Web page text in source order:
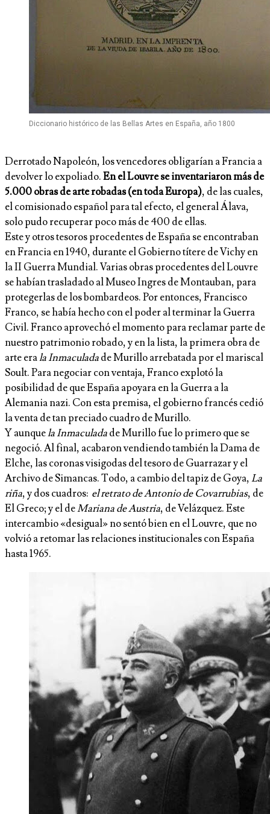
Diccionario histórico de las Bellas Artes en España, año 1800
Derrotado Napoleón, los vencedores obligarían a Francia a
devolver lo expoliado.En el Louvre se inventariaron más de
5.000 obras de arte robadas (en toda Europa), de las cuales,
el comisionado español para tal efecto, el general Álava,
solo pudo recuperar poco más de 400 de ellas.
Este y otros tesoros procedentes de España se encontraban
en Francia en 1940, durante el Gobierno títere de Vichy en
la II Guerra Mundial. Varias obras procedentes del Louvre
se habían trasladado al Museo Ingres de Montauban, para
protegerlas de los bombardeos. Por entonces, Francisco
Franco, se había hecho con el poder al terminar la Guerra
Civil. Franco aprovechó el momento para reclamar parte de
nuestro patrimonio robado, y en la lista, la primera obra de
arte erala Inmaculadade Murillo arrebatada por el mariscal
Soult. Para negociar con ventaja, Franco explotó la
posibilidad de que España apoyara en la Guerra a la
Alemania nazi. Con esta premisa, el gobierno francés cedió
la venta de tan preciado cuadro de Murillo.
Y aunquela Inmaculadade Murillo fue lo primero que se
negoció. Al final, acabaron vendiendo también la Dama de
Elche, las coronas visigodas del tesoro de Guarrazar y el
Archivo de Simancas. Todo, a cambio del tapiz de Goya,La
riña, y dos cuadros: el retrato de Antonio de Covarrubias, de
El Greco; y el deMariana de Austria, de Velázquez. Este
intercambio «desigual» no sentó bien en el Louvre, que no
volvió a retomar las relaciones institucionales con España
hasta 1965.